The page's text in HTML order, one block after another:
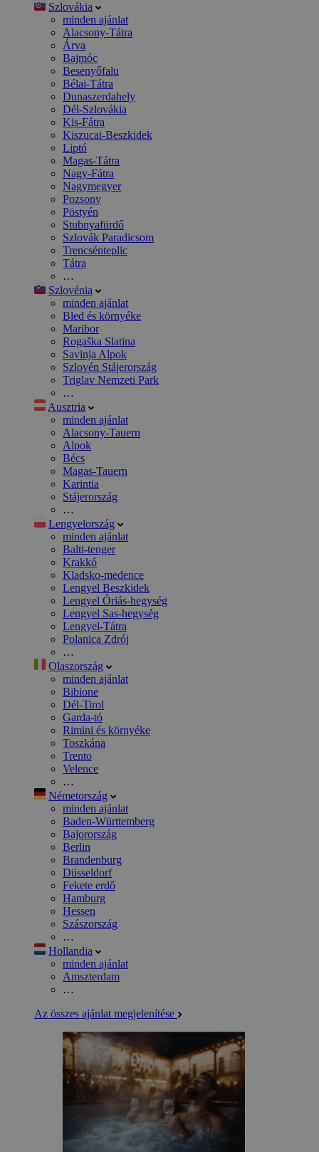
Szlovákia
minden ajánlat
Alacsony-Tátra
Árva
Bajmóc
Besenyőfalu
Bélai-Tátra
Dunaszerdahely
Dél-Szlovákia
Kis-Fátra
Kiszucai-Beszkidek
Liptó
Magas-Tátra
Nagy-Fátra
Nagymegyer
Pozsony
Pöstyén
Stubnyafürdő
Szlovák Paradicsom
Trencsénteplic
Tátra
…
Szlovénia
minden ajánlat
Bled és környéke
Maribor
Rogaška Slatina
Savinja Alpok
Szlovén Stájerország
Triglav Nemzeti Park
…
Ausztria
minden ajánlat
Alacsony-Tauern
Alpok
Bécs
Magas-Tauern
Karintia
Stájerország
…
Lengyelország
minden ajánlat
Balti-tenger
Krakkó
Kladsko-medence
Lengyel Beszkidek
Lengyel Óriás-hegység
Lengyel Sas-hegység
Lengyel-Tátra
Polanica Zdrój
…
Olaszország
minden ajánlat
Bibione
Dél-Tirol
Garda-tó
Rimini és környéke
Toszkána
Trento
Velence
…
Németország
minden ajánlat
Baden-Württemberg
Bajorország
Berlin
Brandenburg
Düsseldorf
Fekete erdő
Hamburg
Hessen
Szászország
…
Hollandia
minden ajánlat
Amszterdam
…
Az összes ajánlat megjelenítése